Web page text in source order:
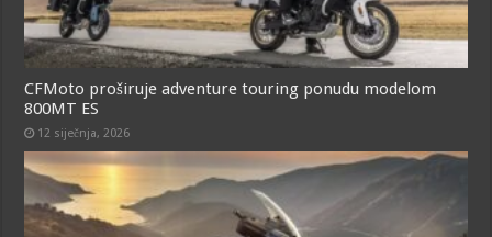
CFMoto proširuje adventure touring ponudu modelom
800MT ES
12 siječnja, 2026